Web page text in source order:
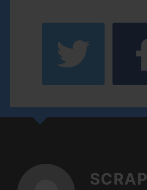
SCRAP